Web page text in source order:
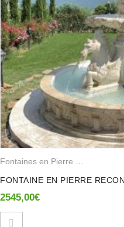
FONTAINE EN PIERRE
2545,00€